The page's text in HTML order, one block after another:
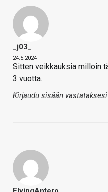
_j03_
24.5.2024
Sitten veikkauksia milloin
3 vuotta.
Kirjaudu sisään vastataksesi